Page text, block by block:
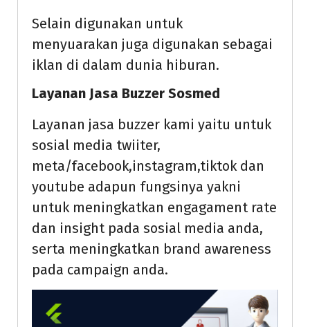
Selain digunakan untuk
menyuarakan juga digunakan sebagai
iklan di dalam dunia hiburan.
Layanan Jasa Buzzer Sosmed
Layanan jasa buzzer kami yaitu untuk
sosial media twiiter,
meta/facebook,instagram,tiktok dan
youtube adapun fungsinya yakni
untuk meningkatkan engagament rate
dan insight pada sosial media anda,
serta meningkatkan brand awareness
pada campaign anda.